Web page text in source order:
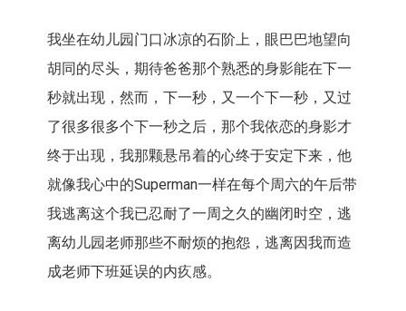
我坐在幼儿园门口冰凉的石阶上，眼巴巴地望向
胡同的尽头，期待爸爸那个熟悉的身影能在下一
秒就出现，然而，下一秒，又一个下一秒，又过
了很多很多个下一秒之后，那个我依恋的身影才
终于出现，我那颗悬吊着的心终于安定下来，他
就像我心中的Superman一样在每个周六的午后带
我逃离这个我已忍耐了一周之久的幽闭时空，逃
离幼儿园老师那些不耐烦的抱怨，逃离因我而造
成老师下班延误的内疚感。